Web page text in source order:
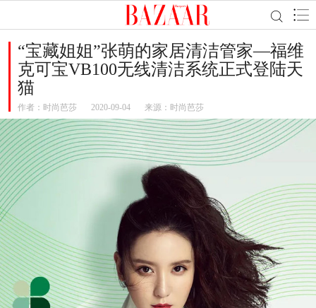
“宝藏姐姐”张萌的家居清洁管家—福维
克可宝VB100无线清洁系统正式登陆天
猫
作者： 时尚芭莎 2020-09-04 来源：时尚芭莎